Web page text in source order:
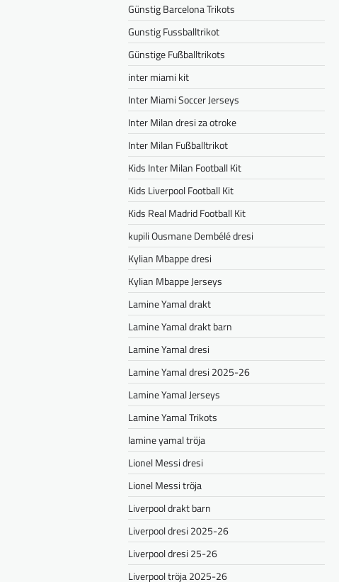
Günstig Barcelona Trikots
Gunstig Fussballtrikot
Günstige Fußballtrikots
inter miami kit
Inter Miami Soccer Jerseys
Inter Milan dresi za otroke
Inter Milan Fußballtrikot
Kids Inter Milan Football Kit
Kids Liverpool Football Kit
Kids Real Madrid Football Kit
kupili Ousmane Dembélé dresi
Kylian Mbappe dresi
Kylian Mbappe Jerseys
Lamine Yamal drakt
Lamine Yamal drakt barn
Lamine Yamal dresi
Lamine Yamal dresi 2025-26
Lamine Yamal Jerseys
Lamine Yamal Trikots
lamine yamal tröja
Lionel Messi dresi
Lionel Messi tröja
Liverpool drakt barn
Liverpool dresi 2025-26
Liverpool dresi 25-26
Liverpool tröja 2025-26